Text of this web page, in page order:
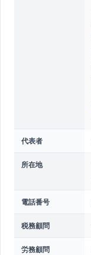
代表者
所在地
電話番号
税務顧問
労務顧問